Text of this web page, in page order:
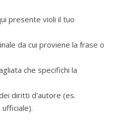
presente violi il tuo
da cui proviene la frase o
che specifichi la
diritti d'autore (es.